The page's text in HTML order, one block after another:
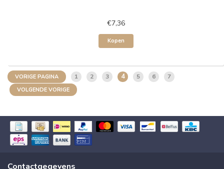
€7,36
Kopen
VORIGE PAGINA 1 2 3 4 5 6 7
VOLGENDE VORIGE
Contactgegevens